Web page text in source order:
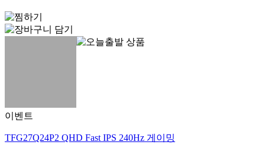
이벤트
TFG27Q24P2 QHD Fast IPS 240Hz 게이밍